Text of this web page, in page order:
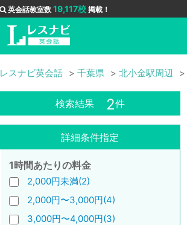
英会話教室数 19,117校 掲載！
レスナビ英会話 千葉県 北小金駅周辺
検索結果 2件
詳細条件指定
1時間あたりの料金
2,000円未満(2)
2,000円〜3,000円(4)
3,000円〜4,000円(3)